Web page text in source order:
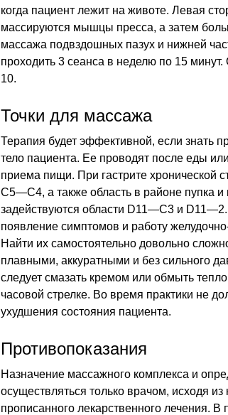
когда пациент лежит на животе. Левая
массируются мышцы пресса, а затем
массажа подвздошных пазух и нижней
проходить 3 сеанса в неделю по 15
10.
Точки для массажа
Терапия будет эффективной, если знать
тело пациента. Ее проводят после еды
приема пищи. При гастрите хронической
C5—C4, а также область в районе пупка и
задействуются области D11—C3 и D11—2.
появление симптомов и работу
Найти их самостоятельно довольно
плавными, аккуратными и без сильного
следует смазать кремом или обмыть
часовой стрелке. Во время практики не
ухудшения состояния пациента.
Противопоказания
Назначение массажного комплекса и
осуществляться только врачом, исходя
прописанного лекарственного лечения.